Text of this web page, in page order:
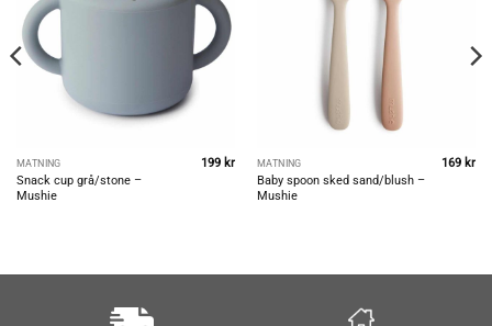
MATNING
Snack cup grå/stone –
Mushie
199 kr MATNING
Baby spoon sked sand/blush –
Mushie
169 kr